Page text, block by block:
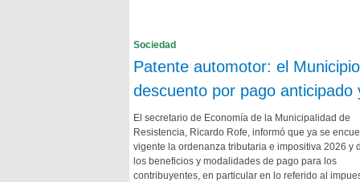
Endeudamiento: nueve de cada diez
Los salarios registrados volvieron a
Sociedad
Patente automotor: el
descuento por pago anticipado
El secretario de Economía de la Municipalidad de
Resistencia, Ricardo Rofe, informó que ya se
vigente la ordenanza tributaria e impositiva 2026 y
los beneficios y modalidades de pago para los
contribuyentes, en particular en lo referido al